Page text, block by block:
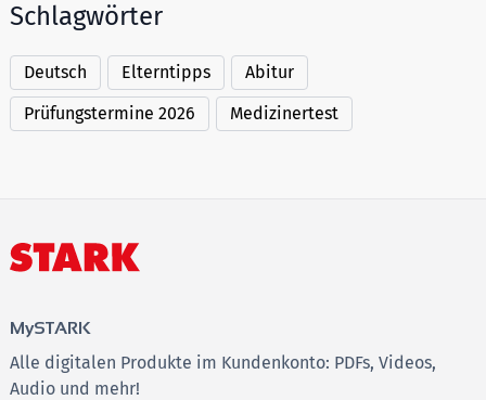
Schlagwörter
Deutsch Elterntipps
Abitur
Prüfungstermine 2026
Medizinertest
MySTARK
Alle digitalen Produkte im Kundenkonto: PDFs, Videos,
Audio und mehr!